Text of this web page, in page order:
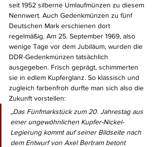
seit 1952 silberne Umlaufmünzen zu diesem
Nennwert. Auch Gedenkmünzen zu fünf
Deutschen Mark erschienen dort
regelmäßig. Am 25. September 1969, also
wenige Tage vor dem Jubiläum, wurden die
DDR-Gedenkmünzen tatsächlich
ausgegeben. Frisch geprägt, schimmerten
sie in edlem Kupferglanz. So klassisch und
zugleich farbenfroh durfte man sich also die
Zukunft vorstellen:
„Das Fünfmarkstück zum 20. Jahrestag aus
einer ungewöhnlichen Kupfer-Nickel-
Legierung kommt auf seiner Bildseite nach
dem Entwurf von Axel Bertram betont